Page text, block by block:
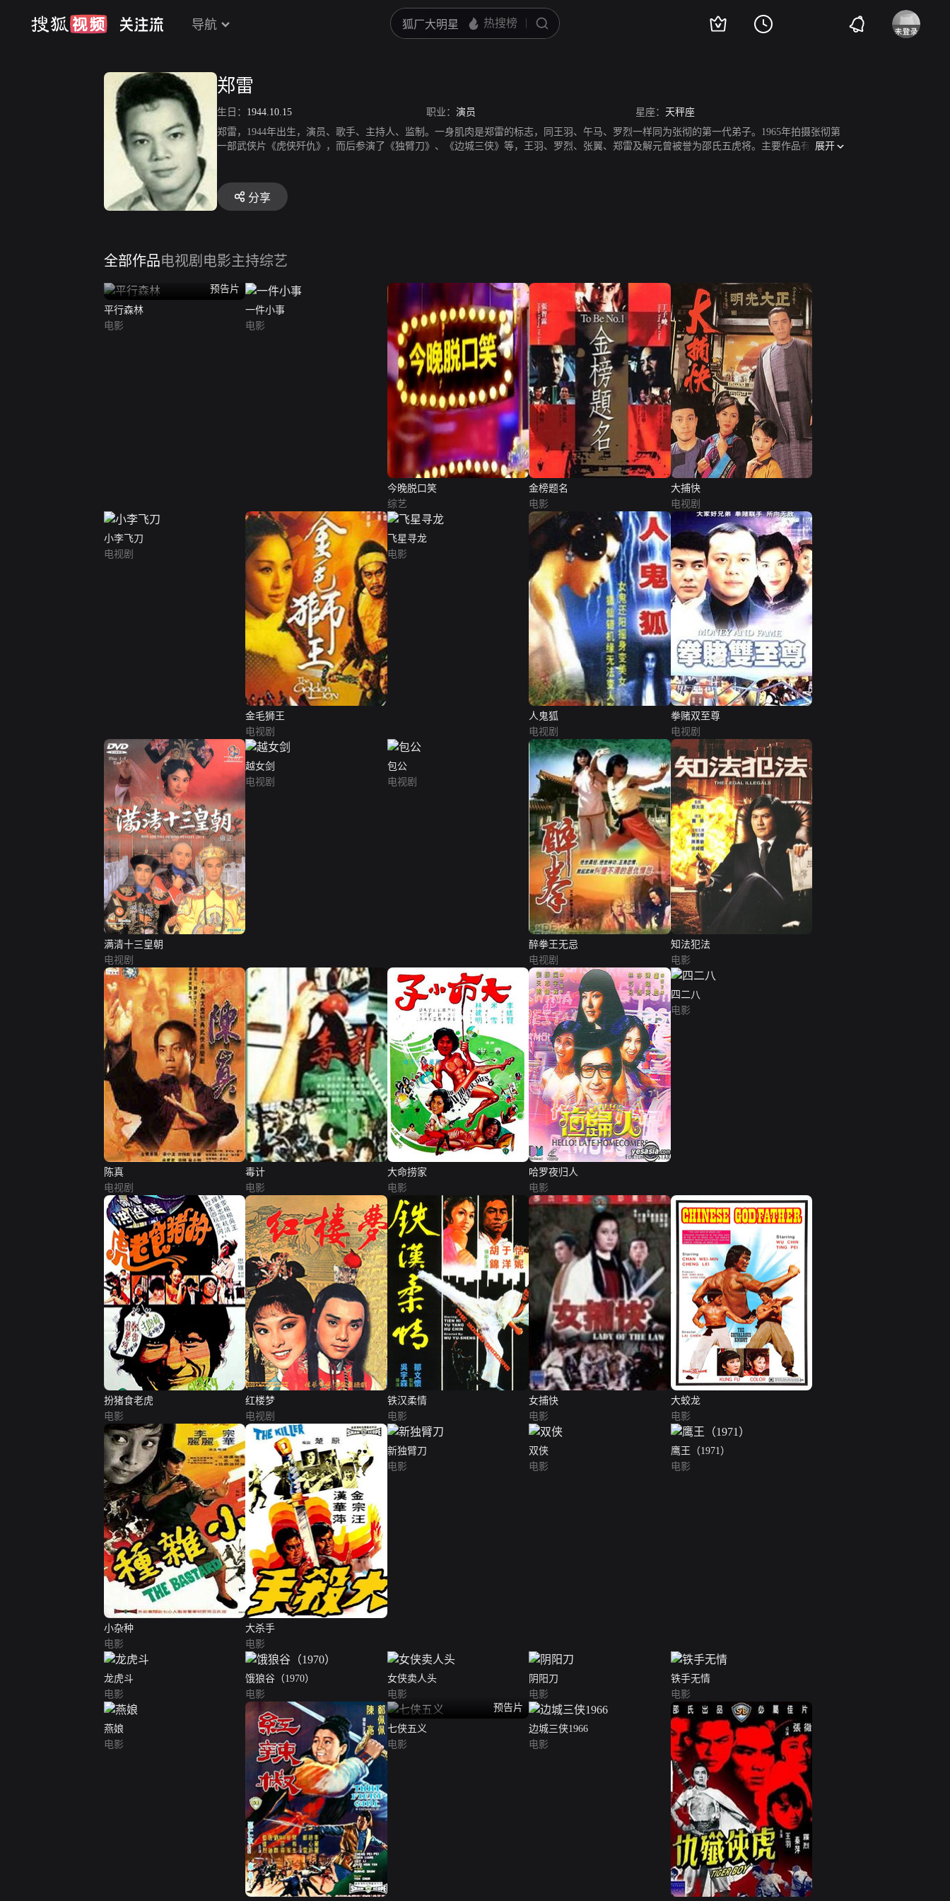
导航
郑雷
生日： 1944.10.15 职业： 演员 星座： 天秤座
郑雷，1944年出生，演员、歌手、主持人、监制。一身肌肉是郑雷的标志，同王羽、午马、罗烈一样同为张彻的第一代弟子。1965年拍摄张彻第
一部武侠片《虎侠歼仇》，而后参演了《独臂刀》、《边城三侠》等，王羽、罗烈、张翼、郑雷及解元曾被誉为邵氏五虎将。主要作品有《文素
展开
分享
全部作品电视剧 电影主持综艺
预告片
平行森林
电影
一件小事
电影
今晚脱口笑
综艺
金榜题名
电影
大捕快
电视剧
小李飞刀
电视剧
金毛狮王
电视剧
飞星寻龙
电影
人鬼狐
电视剧
拳赌双至尊
电视剧
满清十三皇朝
电视剧
越女剑
电视剧
包公
电视剧
醉拳王无忌
电视剧
知法犯法
电影
陈真
电视剧
毒计
电影
大命捞家
电影
哈罗夜归人
电影
四二八
电影
扮猪食老虎
电影
红楼梦
电视剧
铁汉柔情
电影
女捕快
电影
大蛟龙
电影
小杂种
电影
大杀手
电影
新独臂刀
电影
双侠
电影
鹰王（1971）
电影
龙虎斗
电影
饿狼谷（1970）
电影
女侠卖人头
电影
阴阳刀
电影
铁手无情
电影
燕娘
电影
预告片
七侠五义
电影
边城三侠1966
电影